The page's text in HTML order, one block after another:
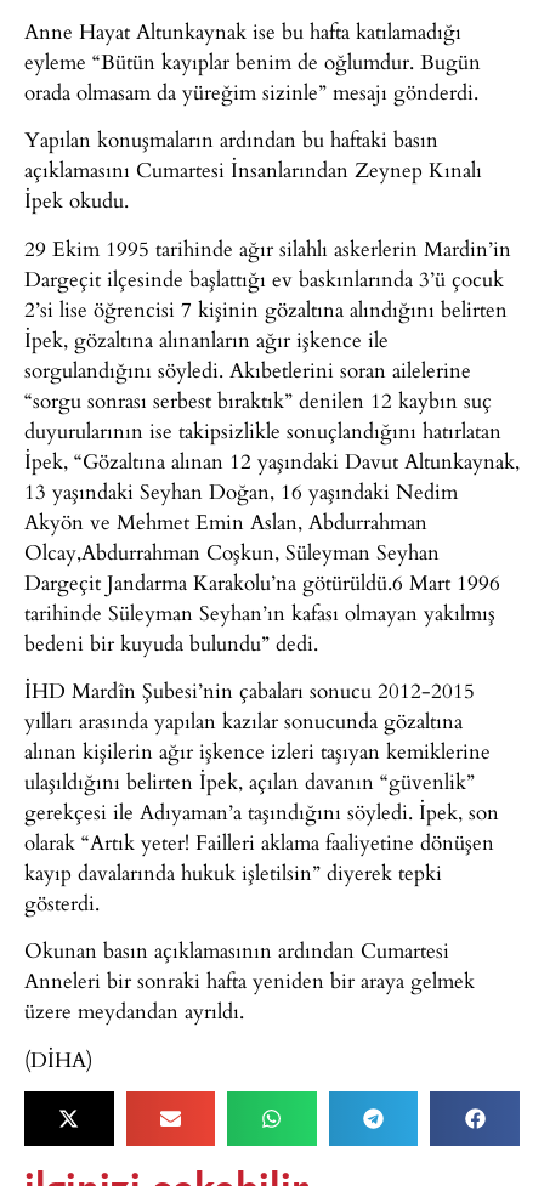
Anne Hayat Altunkaynak ise bu hafta katılamadığı
eyleme “Bütün kayıplar benim de oğlumdur. Bugün
orada olmasam da yüreğim sizinle” mesajı gönderdi.
Yapılan konuşmaların ardından bu haftaki basın
açıklamasını Cumartesi İnsanlarından Zeynep Kınalı
İpek okudu.
29 Ekim 1995 tarihinde ağır silahlı askerlerin Mardin’in
Dargeçit ilçesinde başlattığı ev baskınlarında 3’ü çocuk
2’si lise öğrencisi 7 kişinin gözaltına alındığını belirten
İpek, gözaltına alınanların ağır işkence ile
sorgulandığını söyledi. Akıbetlerini soran ailelerine
“sorgu sonrası serbest bıraktık” denilen 12 kaybın suç
duyurularının ise takipsizlikle sonuçlandığını hatırlatan
İpek, “Gözaltına alınan 12 yaşındaki Davut Altunkaynak,
13 yaşındaki Seyhan Doğan, 16 yaşındaki Nedim
Akyön ve Mehmet Emin Aslan, Abdurrahman
Olcay,Abdurrahman Coşkun, Süleyman Seyhan
Dargeçit Jandarma Karakolu’na götürüldü.6 Mart 1996
tarihinde Süleyman Seyhan’ın kafası olmayan yakılmış
bedeni bir kuyuda bulundu” dedi.
İHD Mardîn Şubesi’nin çabaları sonucu 2012-2015
yılları arasında yapılan kazılar sonucunda gözaltına
alınan kişilerin ağır işkence izleri taşıyan kemiklerine
ulaşıldığını belirten İpek, açılan davanın “güvenlik”
gerekçesi ile Adıyaman’a taşındığını söyledi. İpek, son
olarak “Artık yeter! Failleri aklama faaliyetine dönüşen
kayıp davalarında hukuk işletilsin” diyerek tepki
gösterdi.
Okunan basın açıklamasının ardından Cumartesi
Anneleri bir sonraki hafta yeniden bir araya gelmek
üzere meydandan ayrıldı.
(DİHA)